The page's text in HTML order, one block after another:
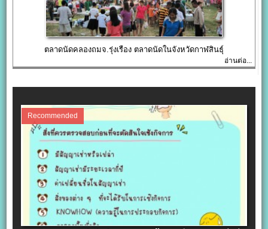
ตลาดนัดคลองถมจ.รุ่งเรือง ตลาดนัดในจังหวัดกาฬสินธุ์
อ่านต่อ...
Recommended